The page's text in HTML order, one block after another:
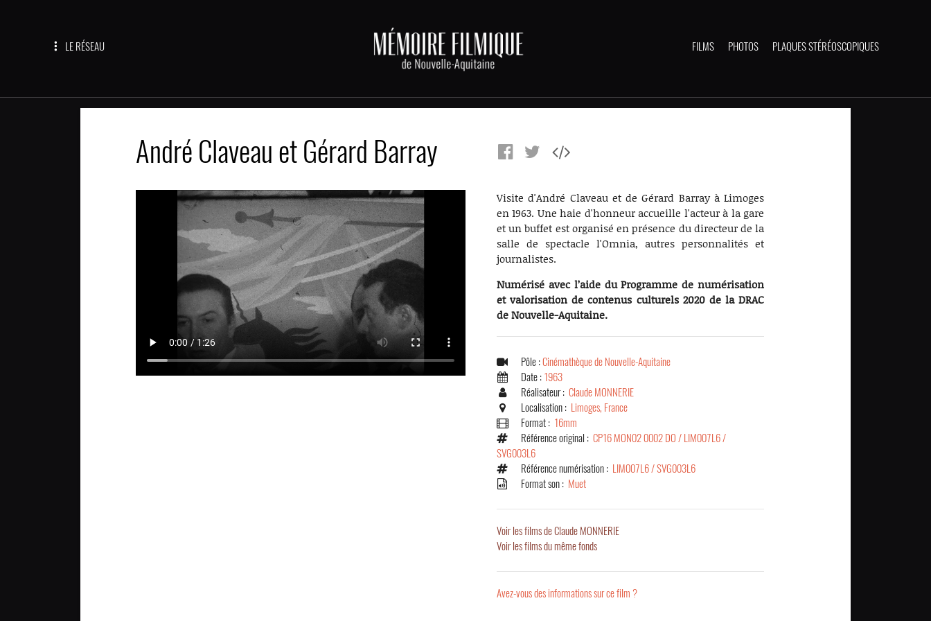
LE RÉSEAU FILMS PHOTOS PLAQUES STÉRÉOSCOPIQUES
André Claveau et Gérard Barray
Visite d'André Claveau et de Gérard Barray à Limoges
en 1963. Une haie d'honneur accueille l'acteur à la gare
et un buffet est organisé en présence du directeur de la
salle de spectacle l'Omnia, autres personnalités et
journalistes.
Numérisé avec l’aide du Programme de numérisation
et valorisation de contenus culturels 2020 de la DRAC
de Nouvelle-Aquitaine.
Pôle :Cinémathèque de Nouvelle-Aquitaine
Date : 1963
Réalisateur : Claude MONNERIE
Localisation : Limoges, France
Format : 16mm
Référence original : CP16 MON02 0002 DO / LIM007L6 /
SVG003L6
Référence numérisation : LIM007L6 / SVG003L6
Format son : Muet
Voir les films de Claude MONNERIE
Voir les films du même fonds
Avez-vous des informations sur ce film ?